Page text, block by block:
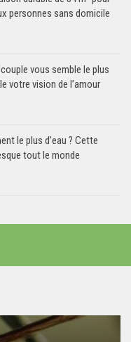
personnes sans domicile
vous semble le plus
votre vision de l’amour
le plus d’eau ? Cette
tout le monde